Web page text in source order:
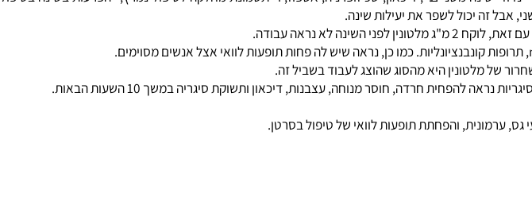
עדויות כי מלטונין הוא סביר יותר כדי לעזור לאנשים מבוגרים יותר מאשר לאנשים או ילדים צעירים
שינה משניים."; דיכאון, סכיזופרניה; אשפוז; ו" תסמונת מחלקה לטיפול נמרץ, "הפרעות בשינה בטיפול
זה יכול לשפר את יעילות שינה.
מלטונין היא מהסוג שהוצג לעבוד בשביל זה.
והפחתת תופעות לוואי של טיפול בסרטן.